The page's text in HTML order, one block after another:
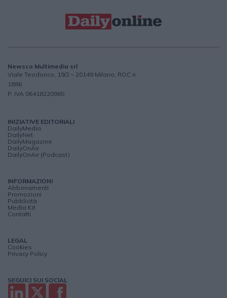
Newsco Multimedia srl
Viale Teodorico, 19/2 – 20149 Milano, ROC n.
1886
P. IVA 06418220965
INIZIATIVE EDITORIALI
DailyMedia
DailyNet
DailyMagazine
DailyOnAir
DailyOnAir (Podcast)
INFORMAZIONI
Abbonamenti
Promozioni
Pubblicità
Media Kit
Contatti
LEGAL
Cookies
Privacy Policy
SEGUICI SUI SOCIAL